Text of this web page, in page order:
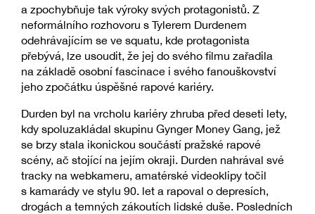
a zpochybňuje tak výroky svých protagonistů. Z
neformálního rozhovoru s Tylerem Durdenem
odehrávajícím se ve squatu, kde protagonista
přebývá, lze usoudit, že jej do svého filmu zařadila
na základě osobní fascinace i svého fanouškovství
jeho zpočátku úspěšné rapové kariéry.
Durden byl na vrcholu kariéry zhruba před deseti lety,
kdy spoluzakládal skupinu Gynger Money Gang, jež
se brzy stala ikonickou součástí pražské rapové
scény, ač stojící na jejím okraji. Durden nahrával své
tracky na webkameru, amatérské videoklipy točil
s kamarády ve stylu 90. let a rapoval o depresích,
drogách a temných zákoutích lidské duše. Posledních